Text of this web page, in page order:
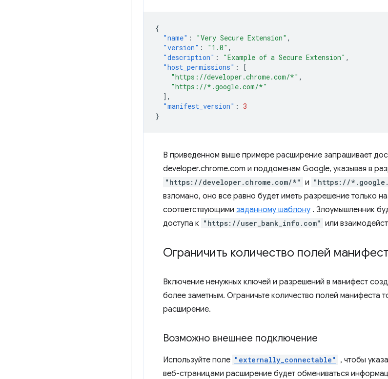
{
"name" : "Very Secure Extension" ,
"version" : "1.0" ,
"description" : "Example of a Secure Extension" ,
"host_permissions" :
[
"https://developer.chrome.com/*" ,
"https://*.google.com/*"
],
"manifest_version" : 3
}
В приведенном выше примере расширение запрашивает
developer.chrome.com и поддоменам Google, указывая в
"https://developer.chrome.com/*" и "https://
взломано, оно все равно будет иметь разрешение только
соответствующими заданному шаблону . Злоумышленник
доступа к "https://user_bank_info.com" или
Ограничить количество полей
Включение ненужных ключей и разрешений в манифест
более заметным. Ограничьте количество полей манифеста
расширение.
Возможно внешнее подключение
Используйте поле "externally_connectable"
, чтобы
веб-страницами расширение будет обмениваться